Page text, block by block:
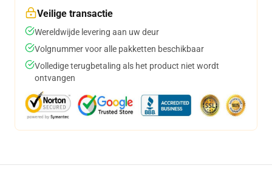
Veilige transactie
Wereldwijde levering aan uw deur
Volgnummer voor alle pakketten beschikbaar
Volledige terugbetaling als het product niet wordt
ontvangen